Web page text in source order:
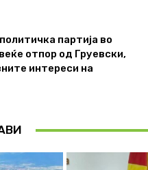
партија во
отпор од Груевски,
интереси на